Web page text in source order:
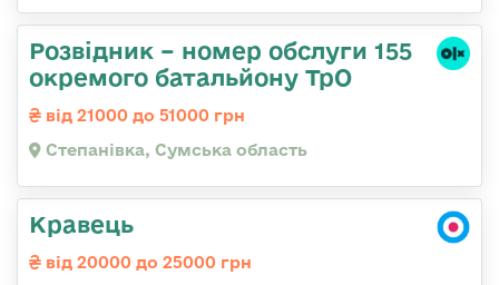
Розвідник – номер обслуги 155
окремого батальйону ТрО
від 21000 до 51000 грн
Степанівка, Сумська область
Кравець
від 20000 до 25000 грн